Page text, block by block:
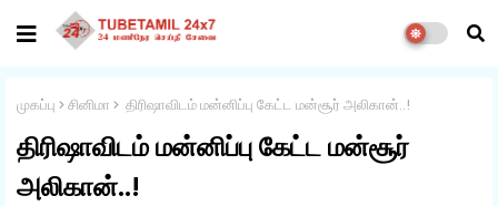
முகப்பு சினிமா திரிஷாவிடம் மன்னிப்பு கேட்ட மன்சூர் அலிகான்..!
திரிஷாவிடம் மன்னிப்பு கேட்ட மன்சூர்
அலிகான்..!